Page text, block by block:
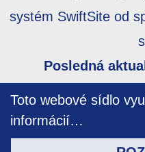
Toto webové sídlo
informácií…
systém SwiftSite od
Posledná
prístupnosti